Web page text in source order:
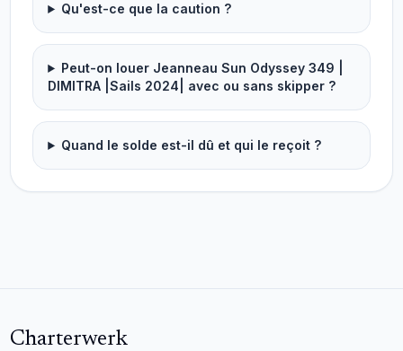
Qu'est-ce que la caution ?
Peut-on louer Jeanneau Sun Odyssey 349 |
DIMITRA |Sails 2024| avec ou sans skipper ?
Quand le solde est-il dû et qui le reçoit ?
Charterwerk